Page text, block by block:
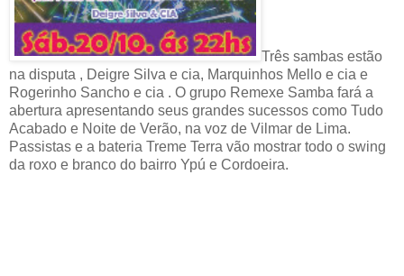
Três sambas estão
na disputa , Deigre Silva e cia, Marquinhos Mello e cia e
Rogerinho Sancho e cia . O grupo Remexe Samba fará a
abertura apresentando seus grandes sucessos como Tudo
Acabado e Noite de Verão, na voz de Vilmar de Lima.
Passistas e a bateria Treme Terra vão mostrar todo o swing
da roxo e branco do bairro Ypú e Cordoeira.